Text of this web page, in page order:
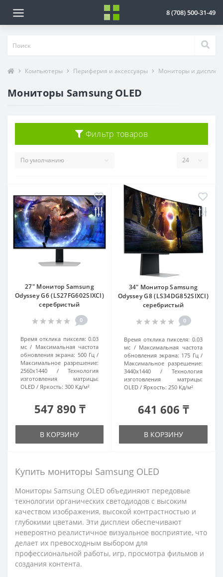
8 (708) 500-31-49
Компьютеры Периферия и аксессуары Мониторы и дисплеи
Мониторы Samsung OLED
Фильтр товаров
27" Монитор Samsung
Odyssey G6 (LS27FG602SIXCI)
серебристый
0
Время отклика пикселя: 0.03
мс
Максимальная частота
обновления экрана: 500 Гц
Максимальное разрешение:
2560x1440
Технология
изготовления матрицы:
OLED
Яркость: 300 Кд/м²
547 890 ₸
В КОРЗИНУ
34" Монитор Samsung
Odyssey G8 (LS34DG852SIXCI)
серебристый
0
Время отклика пикселя: 0.03
мс
Максимальная частота
обновления экрана: 175 Гц
Максимальное разрешение:
3440x1440
Технология
изготовления матрицы:
OLED
Яркость: 250 Кд/м²
641 606 ₸
В КОРЗИНУ
Купить мониторы Samsung OLED
Мониторы Samsung OLED объединяют передовые
технологии органических светодиодов с высоким
качеством изображения, высокой контрастностью и
глубокими цветами. Эти дисплеи обеспечивают
невероятно реалистичное визуальное восприятие, что
делает их превосходным выбором для
профессиональной работы, игр, просмотра фильмов и
создания контента.